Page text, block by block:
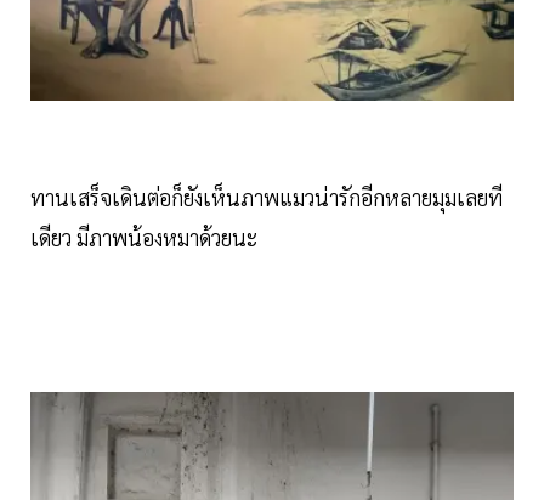
ทานเสร็จเดินต่อก็ยังเห็นภาพแมวน่ารักอีกหลายมุมเลยที
เดียว มีภาพน้องหมาด้วยนะ